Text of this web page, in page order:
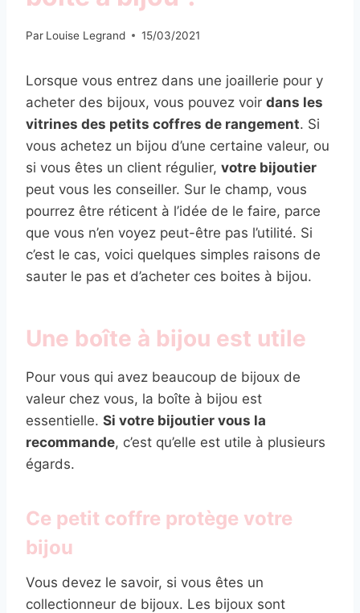
Par Louise Legrand 15/03/2021
Lorsque vous entrez dans une joaillerie pour y
acheter des bijoux, vous pouvez voir dans les
vitrines des petits coffres de rangement. Si
vous achetez un bijou d’une certaine valeur, ou
si vous êtes un client régulier, votre bijoutier
peut vous les conseiller. Sur le champ, vous
pourrez être réticent à l’idée de le faire, parce
que vous n’en voyez peut-être pas l’utilité. Si
c’est le cas, voici quelques simples raisons de
sauter le pas et d’acheter ces boites à bijou.
Une boîte à bijou est utile
Pour vous qui avez beaucoup de bijoux de
valeur chez vous, la boîte à bijou est
essentielle. Si votre bijoutier vous la
recommande, c’est qu’elle est utile à plusieurs
égards.
Ce petit coffre protège votre
bijou
Vous devez le savoir, si vous êtes un
collectionneur de bijoux. Les bijoux sont